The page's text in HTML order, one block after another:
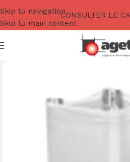
Skip to navigation
Skip to main content
CONSULTER LE